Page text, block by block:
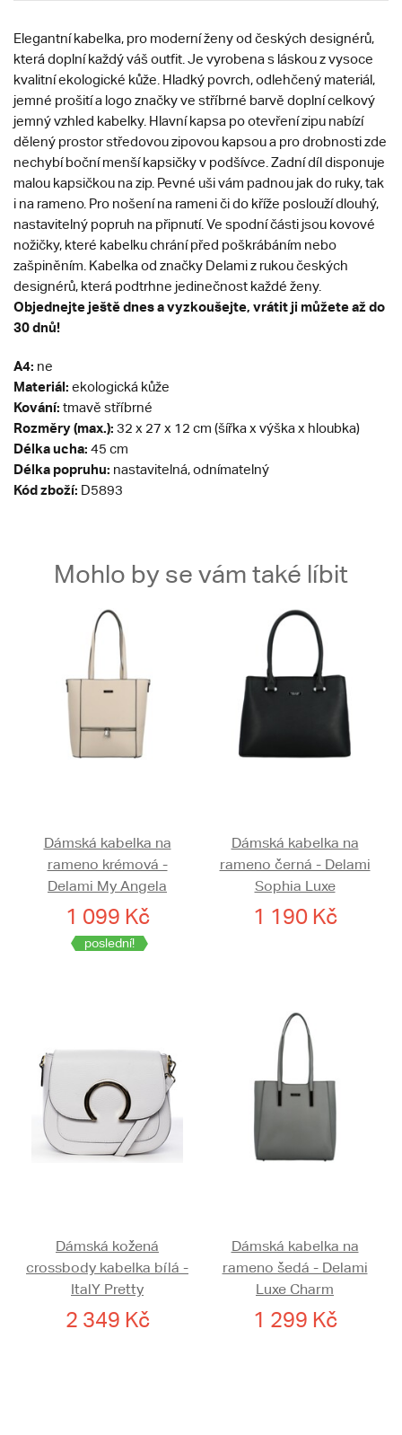
Elegantní kabelka, pro moderní ženy od českých designérů,
která doplní každý váš outfit. Je vyrobena s láskou z vysoce
kvalitní ekologické kůže. Hladký povrch, odlehčený materiál,
jemné prošití a logo značky ve stříbrné barvě doplní celkový
jemný vzhled kabelky. Hlavní kapsa po otevření zipu nabízí
dělený prostor středovou zipovou kapsou a pro drobnosti zde
nechybí boční menší kapsičky v podšívce. Zadní díl disponuje
malou kapsičkou na zip. Pevné uši vám padnou jak do ruky, tak
i na rameno. Pro nošení na rameni či do kříže poslouží dlouhý,
nastavitelný popruh na připnutí. Ve spodní části jsou kovové
nožičky, které kabelku chrání před poškrábáním nebo
zašpiněním. Kabelka od značky Delami z rukou českých
designérů, která podtrhne jedinečnost každé ženy.
Objednejte ještě dnes a vyzkoušejte, vrátit ji můžete až do
30 dnů!
A4: ne
Materiál: ekologická kůže
Kování: tmavě stříbrné
Rozměry (max.): 32 x 27 x 12 cm (šířka x výška x hloubka)
Délka ucha: 45 cm
Délka popruhu: nastavitelná, odnímatelný
Kód zboží: D5893
Mohlo by se vám také líbit
Dámská kabelka na
rameno krémová -
Delami My Angela
1 099 Kč
poslední!
Dámská kabelka na
rameno černá - Delami
Sophia Luxe
1 190 Kč
Dámská kožená
crossbody kabelka bílá -
ItalY Pretty
2 349 Kč
Dámská kabelka na
rameno šedá - Delami
Luxe Charm
1 299 Kč